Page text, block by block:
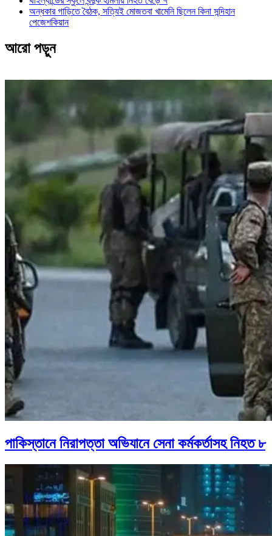
অন্ধকার গাড়িতে বৈঠক, সত্যিই মোজতবা খামেনি ছিলেন কিনা সন্দিহান
পেজেশকিয়ান
আরো পড়ুন
পাকিস্তানে নিরাপত্তা অভিযানে সেনা কর্মকর্তাসহ নিহত ৮